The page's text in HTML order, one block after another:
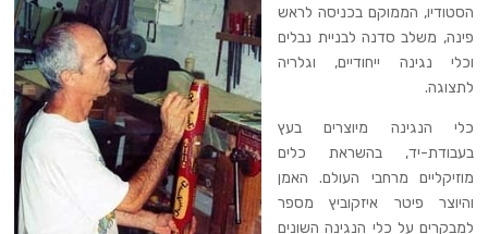
הסטודיו, הממוקם בכניסה לראש
פינה, משלב סדנה לבניית נבלים
וכלי נגינה ייחודיים, וגלריה
לתצוגה.
כלי הנגינה מיוצרים בעץ
בעבודת-יד, בהשראת כלים
מוזיקליים מרחבי העולם. האמן
והיוצר פיטר איזקוביץ מספר
למבקרים על כלי הנגינה השונים